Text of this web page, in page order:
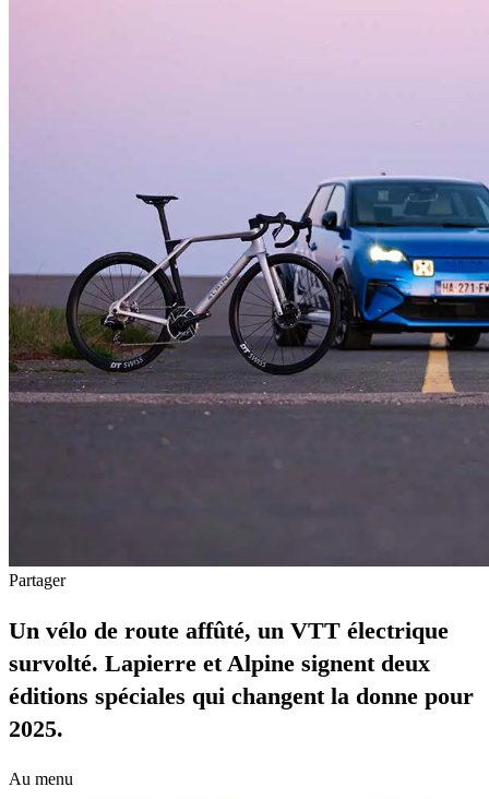
Partager
Un vélo de route affûté, un VTT électrique
survolté. Lapierre et Alpine signent deux
éditions spéciales qui changent la donne pour
2025.
Au menu